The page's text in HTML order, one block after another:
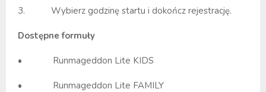
3. Wybierz godzinę startu i dokończ rejestrację.
Dostępne formuły
• Runmageddon Lite KIDS
• Runmageddon Lite FAMILY